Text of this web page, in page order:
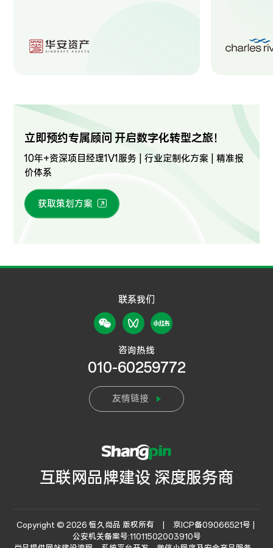
立即预约专属顾问 开启数字化转型之旅！
10年+资深项目经理1V1服务 | 行业定制化方案 | 精准报
价体系
获取策划方案
联系我们
咨询热线
010-60259772
友情链接
互联网品牌建设 深度服务商
Copyright © 2026 恒久尚品 版权所有 | 京ICP备09066521号 |
公安机关备案号:11011502003910号